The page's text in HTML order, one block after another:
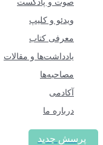
ویدئو و کلیپ
معرفی کتاب
یادداشت‌ها و مقالات
مصاحبه‌ها
آکادمی
درباره ما
پرسش جدید